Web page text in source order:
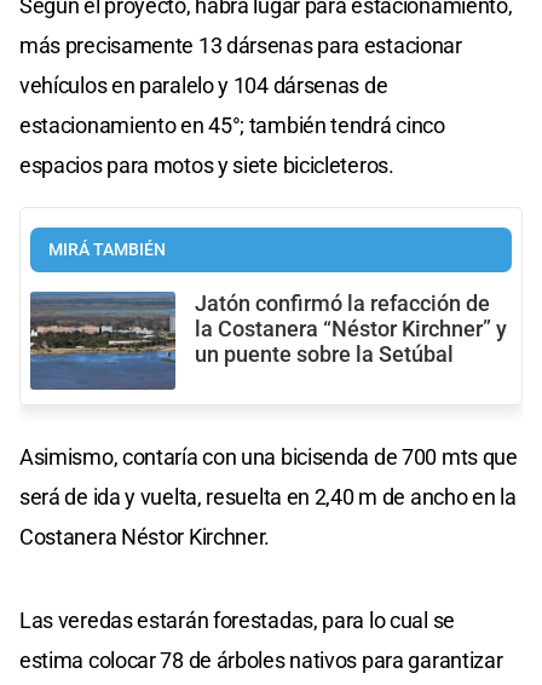
Según el proyecto, habrá lugar para estacionamiento,
más precisamente 13 dársenas para estacionar
vehículos en paralelo y 104 dársenas de
estacionamiento en 45°; también tendrá cinco
espacios para motos y siete bicicleteros.
MIRÁ TAMBIÉN
Jatón confirmó la refacción de
la Costanera “Néstor Kirchner” y
un puente sobre la Setúbal
Asimismo, contaría con una bicisenda de 700 mts que
será de ida y vuelta, resuelta en 2,40 m de ancho en la
Costanera Néstor Kirchner.
Las veredas estarán forestadas, para lo cual se
estima colocar 78 de árboles nativos para garantizar